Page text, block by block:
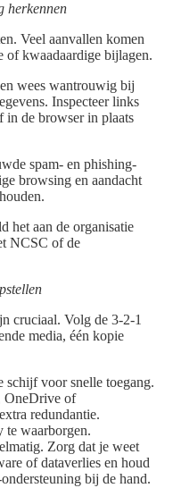
herkennen
Veel aanvallen komen
of kwaadaardige bijlagen.
wees wantrouwig bij
Inspecteer links
in de browser in plaats
spam- en phishing-
browsing en aandacht
het aan de organisatie
NCSC of de
cruciaal. Volg de 3-2-1
media, één kopie
schijf voor snelle toegang.
OneDrive of
redundantie.
te waarborgen.
Zorg dat je weet
of dataverlies en houd
bij de hand.